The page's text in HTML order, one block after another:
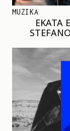
MUZIKA
EKATA